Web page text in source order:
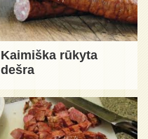
Kaimiška rūkyta
dešra